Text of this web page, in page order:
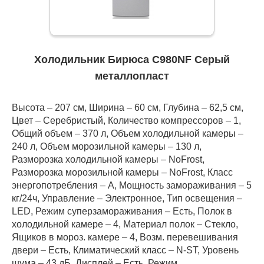
Холодильник Бирюса C980NF Серый
металлопласт
Высота – 207 см, Ширина – 60 см, Глубина – 62,5 см,
Цвет – Серебристый, Количество компрессоров – 1,
Общий объем – 370 л, Объем холодильной камеры –
240 л, Объем морозильной камеры – 130 л,
Разморозка холодильной камеры – NoFrost,
Разморозка морозильной камеры – NoFrost, Класс
энергопотребления – А, Мощность замораживания – 5
кг/24ч, Управление – Электронное, Тип освещения –
LED, Режим суперзамораживания – Есть, Полок в
холодильной камере – 4, Материал полок – Стекло,
Ящиков в мороз. камере – 4, Возм. перевешивания
двери – Есть, Климатический класс – N-ST, Уровень